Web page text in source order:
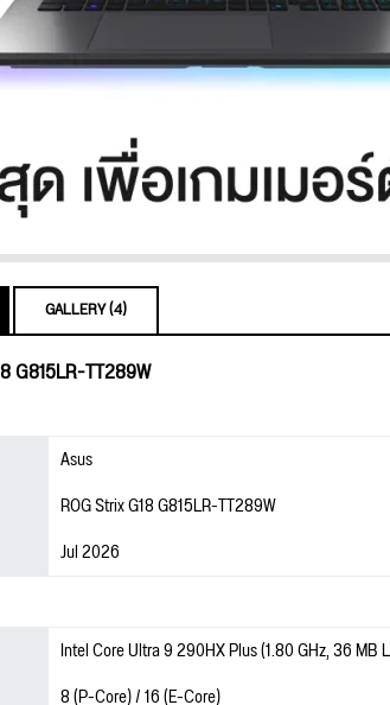
GALLERY (4)
G815LR-TT289W
Asus
ROG Strix G18 G815LR-TT289W
Jul 2026
Intel Core Ultra 9 290HX Plus (1.80 GHz, 36 MB
8 (P-Core) / 16 (E-Core)